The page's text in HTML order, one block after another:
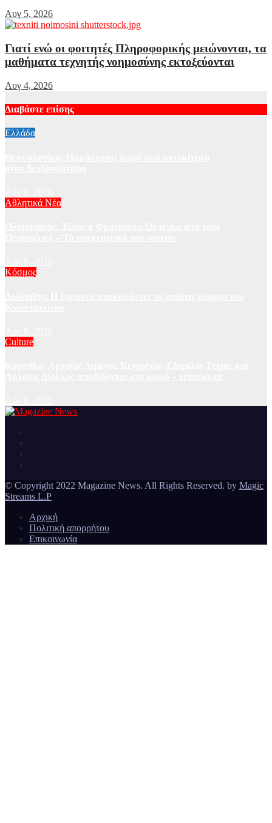
Αυγ 5, 2026
Γιατί ενώ οι φοιτητές Πληροφορικής μειώνονται, τα
μαθήματα τεχνητής νοημοσύνης εκτοξεύονται
Αυγ 4, 2026
Διαβάστε επίσης
Ελλάδα
Αθλητικά Νέα
Κόσμος
Culture
© Copyright 2022 Magazine News. All Rights Reserved. by Magic
Streams L.P
Αρχική
Πολιτική απορρήτου
Επικοινωνία